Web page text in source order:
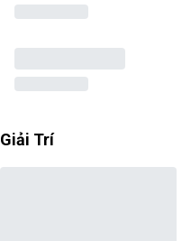
Giải Trí